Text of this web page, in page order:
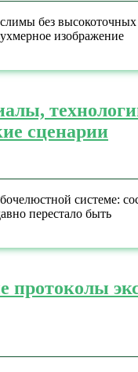
без
изображение
сценарии
системе:
перестало быть
протоколы